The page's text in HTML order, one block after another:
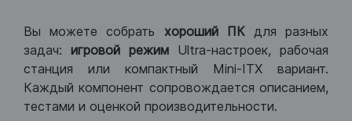
Вы можете собрать хороший ПКдля разных
задач: игровой режим Ultra-настроек, рабочая
станция или компактный Mini-ITX вариант.
Каждый компонент сопровождается описанием,
тестами и оценкой производительности.